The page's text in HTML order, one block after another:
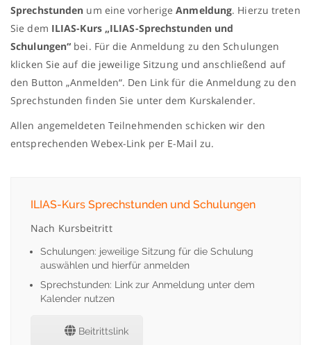
Sprechstunden um eine vorherigeAnmeldung. Hierzu treten
Sie dem ILIAS-Kurs „ILIAS-Sprechstunden und
Schulungen“ bei. Für die Anmeldung zu den Schulungen
klicken Sie auf die jeweilige Sitzung und anschließend auf
den Button „Anmelden“. Den Link für die Anmeldung zu den
Sprechstunden finden Sie unter dem Kurskalender.
Allen angemeldeten Teilnehmenden schicken wir den
entsprechenden Webex-Link per E-Mail zu.
ILIAS-Kurs Sprechstunden und Schulungen
Nach Kursbeitritt
Schulungen: jeweilige Sitzung für die Schulung
auswählen und hierfür anmelden
Sprechstunden: Link zur Anmeldung unter dem
Kalender nutzen
Beitrittslink